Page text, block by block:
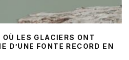
LES GLACIERS ONT
D’UNE FONTE RECORD EN